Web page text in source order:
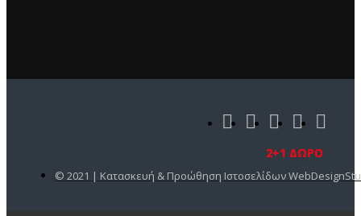
2+1 ΔΩΡΟ
2+1 ΔΩΡΟ
2+1 ΔΩΡΟ
2+1 ΔΩΡΟ
2+1 ΔΩΡΟ
© 2021 | Κατασκευή & Προώθηση Ιστοσελίδων